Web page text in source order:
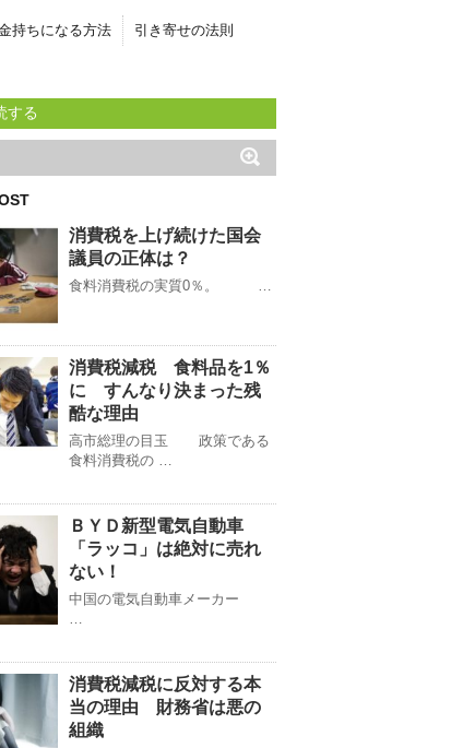
持ちになる方法
引き寄せの法則
する
消費税を上げ続けた国会
議員の正体は？
食料消費税の実質0％。 …
消費税減税 食料品を1％
に すんなり決まった残
酷な理由
高市総理の目玉 政策である
食料消費税の …
ＢＹＤ新型電気自動車
「ラッコ」は絶対に売れ
ない！
中国の電気自動車メーカー
…
消費税減税に反対する本
当の理由 財務省は悪の
組織